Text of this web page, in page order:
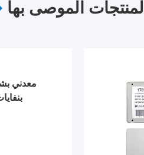
المنتجات الموصى بها